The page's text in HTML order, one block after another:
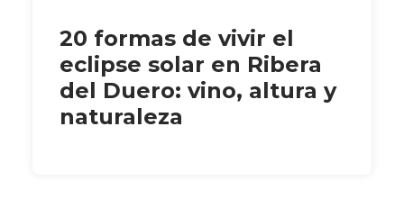
20 formas de vivir el
eclipse solar en Ribera
del Duero: vino, altura y
naturaleza